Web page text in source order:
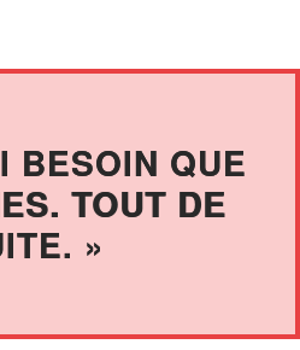
BESOIN QUE
TOUT DE
»